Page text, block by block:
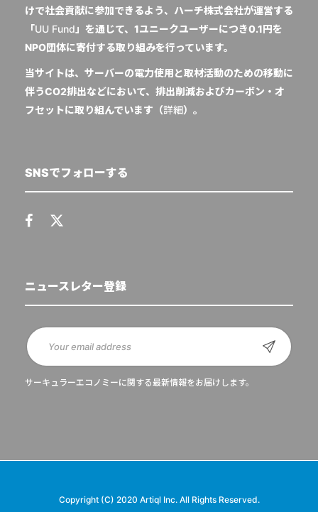
けで社会貢献に参加できるよう、ハーチ株式会社が運営する
「UU Fund」を通じて、1ユニークユーザーにつき0.1円を
NPO団体に寄付する取り組みを行っています。
当サイトは、サーバーの電力使用と取材活動のための移動に
伴うCO2排出などにおいて、排出削減およびカーボン・オ
フセットに取り組んでいます（詳細）。
SNSでフォローする
ニュースレター登録
サーキュラーエコノミーに関する最新情報をお届けします。
Copyright (C) 2020 Artiql Inc. All Rights Reserved.